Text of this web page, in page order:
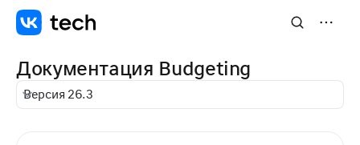
Документация Budgeting
Версия 26.3